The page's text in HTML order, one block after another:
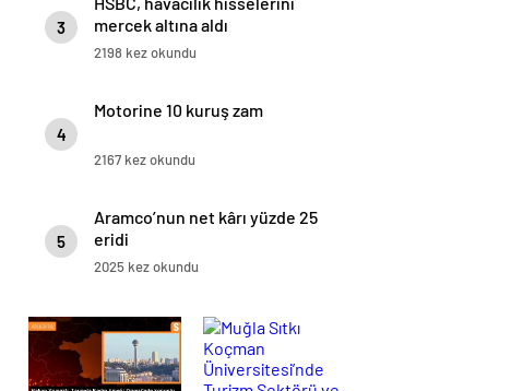
3
mercek altına aldı
2198 kez okundu
4
Motorine 10 kuruş zam
2167 kez okundu
5
Aramco’nun net kârı yüzde 25
eridi
2025 kez okundu